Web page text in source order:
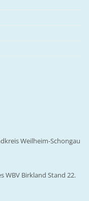
Weilheim-Schongau
WBV Birkland Stand 22.